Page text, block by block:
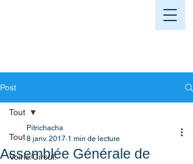
Post
Tout
Voirie/Circul.
Tout
Assemblée Générale de
Pitrichacha
8 janv. 2017 1 min de lecture